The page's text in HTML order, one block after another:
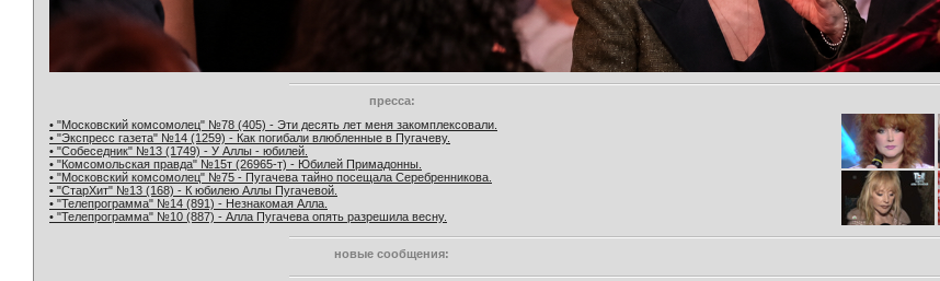
пресса:
• "Московский комсомолец" №78 (405) - Эти десять лет меня закомплексовали.
• "Экспресс газета" №14 (1259) - Как погибали влюбленные в Пугачеву.
• "Собеседник" №13 (1749) - У Аллы - юбилей.
• "Комсомольская правда" №15т (26965-т) - Юбилей Примадонны.
• "Московский комсомолец" №75 - Пугачева тайно посещала Серебренникова.
• "СтарХит" №13 (168) - К юбилею Аллы Пугачевой.
• "Телепрограмма" №14 (891) - Незнакомая Алла.
• "Телепрограмма" №10 (887) - Алла Пугачева опять разрешила весну.
новые сообщения: